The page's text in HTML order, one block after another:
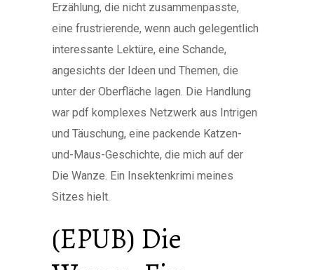
Erzählung, die nicht zusammenpasste,
eine frustrierende, wenn auch gelegentlich
interessante Lektüre, eine Schande,
angesichts der Ideen und Themen, die
unter der Oberfläche lagen. Die Handlung
war pdf komplexes Netzwerk aus Intrigen
und Täuschung, eine packende Katzen-
und-Maus-Geschichte, die mich auf der
Die Wanze. Ein Insektenkrimi meines
Sitzes hielt.
(EPUB) Die